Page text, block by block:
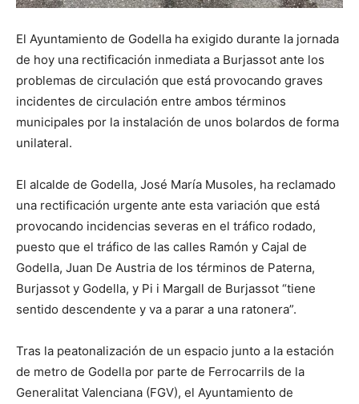
El Ayuntamiento de Godella ha exigido durante la jornada
de hoy una rectificación inmediata a Burjassot ante los
problemas de circulación que está provocando graves
incidentes de circulación entre ambos términos
municipales por la instalación de unos bolardos de forma
unilateral.
El alcalde de Godella, José María Musoles, ha reclamado
una rectificación urgente ante esta variación que está
provocando incidencias severas en el tráfico rodado,
puesto que el tráfico de las calles Ramón y Cajal de
Godella, Juan De Austria de los términos de Paterna,
Burjassot y Godella, y Pi i Margall de Burjassot “tiene
sentido descendente y va a parar a una ratonera”.
Tras la peatonalización de un espacio junto a la estación
de metro de Godella por parte de Ferrocarrils de la
Generalitat Valenciana (FGV), el Ayuntamiento de